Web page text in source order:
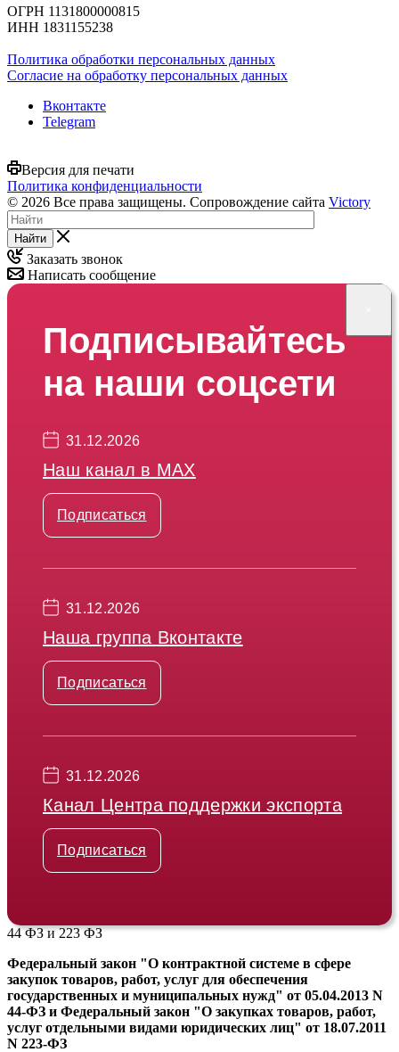
ОГРН 1131800000815
ИНН 1831155238
Политика обработки персональных данных
Согласие на обработку персональных данных
Вконтакте
Telegram
Версия для печати
Политика конфиденциальности
© 2026 Все права защищены. Сопровождение сайта Victory
Найти
Заказать звонок
Написать сообщение
Подписывайтесь
на наши соцсети
31.12.2026
Наш канал в МАХ
Подписаться
31.12.2026
Наша группа Вконтакте
Подписаться
31.12.2026
Канал Центра поддержки экспорта
Подписаться
44 ФЗ и 223 ФЗ
Федеральный закон "О контрактной системе в сфере
закупок товаров, работ, услуг для обеспечения
государственных и муниципальных нужд" от 05.04.2013 N
44-ФЗ и Федеральный закон "О закупках товаров, работ,
услуг отдельными видами юридических лиц" от 18.07.2011
N 223-ФЗ